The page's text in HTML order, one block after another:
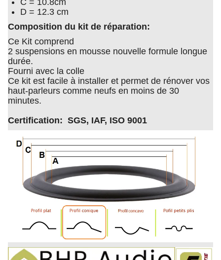
C = 10.8cm
D = 12.3 cm
Composition du kit de réparation:
Ce Kit comprend
2 suspensions en mousse nouvelle formule longue
durée.
Fourni avec la colle
Ce kit est facile à installer et permet de rénover vos
haut-parleurs comme neufs en moins de 30
minutes.
Certification: SGS, IAF, ISO 9001